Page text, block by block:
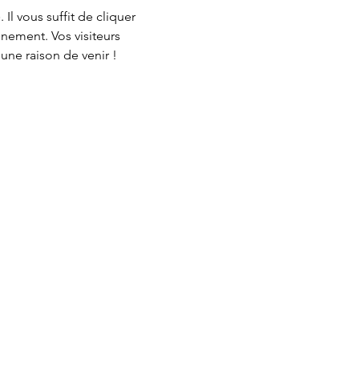
Il vous suffit de cliquer
Vos visiteurs
raison de venir !